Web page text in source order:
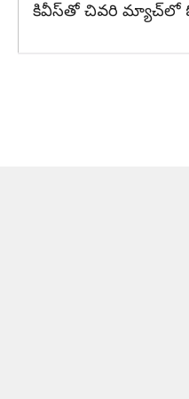
కివీస్‌తో చివరి మ్యాచ్‌లో